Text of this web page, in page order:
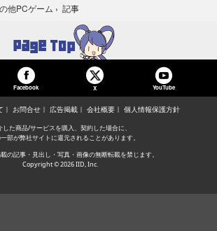
他PCゲーム › 記事
Facebook X YouTube
お問合せ 広告掲載 会社概要 個人情報保護方針
した商品/サービスを購入、契約した場合に、
部が弊社サイトに還元されることがあります。
の記事・見出し・写真・画像の無断転載を禁じます。
Copyright © 2026 IID, Inc.